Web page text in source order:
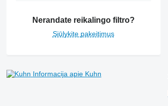
Nerandate reikalingo filtro?
Siūlykite pakeitimus
Informacija apie Kuhn